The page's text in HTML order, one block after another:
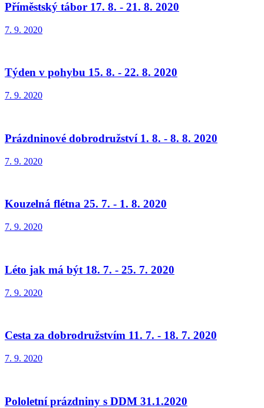
Příměstský tábor 17. 8. - 21. 8. 2020
7. 9. 2020
Týden v pohybu 15. 8. - 22. 8. 2020
7. 9. 2020
Prázdninové dobrodružství 1. 8. - 8. 8. 2020
7. 9. 2020
Kouzelná flétna 25. 7. - 1. 8. 2020
7. 9. 2020
Léto jak má být 18. 7. - 25. 7. 2020
7. 9. 2020
Cesta za dobrodružstvím 11. 7. - 18. 7. 2020
7. 9. 2020
Pololetní prázdniny s DDM 31.1.2020